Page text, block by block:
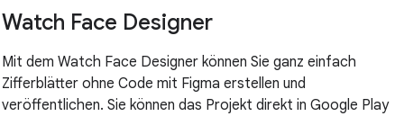
Watch Face Designer
Mit dem Watch Face Designer können Sie ganz einfach
Zifferblätter ohne Code mit Figma erstellen und
veröffentlichen. Sie können das Projekt direkt in Google Play